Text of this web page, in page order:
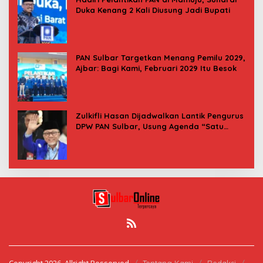
Duka Kenang 2 Kali Diusung Jadi Bupati
PAN Sulbar Targetkan Menang Pemilu 2029,
Ajbar: Bagi Kami, Februari 2029 Itu Besok
Zulkifli Hasan Dijadwalkan Lantik Pengurus
DPW PAN Sulbar, Usung Agenda “Satu